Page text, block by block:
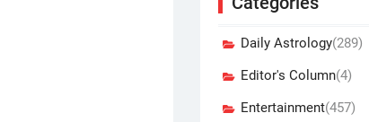
Daily Astrology(289)
Editor's Column(4)
Entertainment(457)